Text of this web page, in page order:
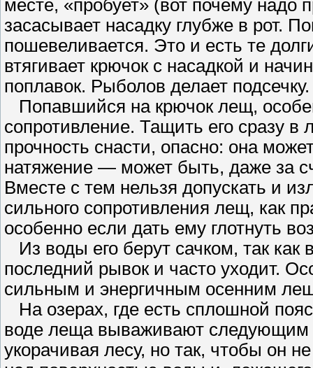
месте, «пробует» (вот почему надо
засасывает насадку глубже в рот.
пошевеливается. Это и есть те
втягивает крючок с насадкой и
поплавок. Рыболов делает подсечку.
Попавшийся на крючок лещ,
сопротивление. Тащить его сразу в
прочность снасти, опасно: она
натяжение — может быть, даже за
Вместе с тем нельзя допускать и
сильного сопротивления лещ, как
особенно если дать ему глотнуть
Из воды его берут сачком, так как
последний рывок и часто уходит.
сильным и энергичным осенним
На озерах, где есть сплошной
воде леща вываживают следующим
укорачивая лесу, но так, чтобы он